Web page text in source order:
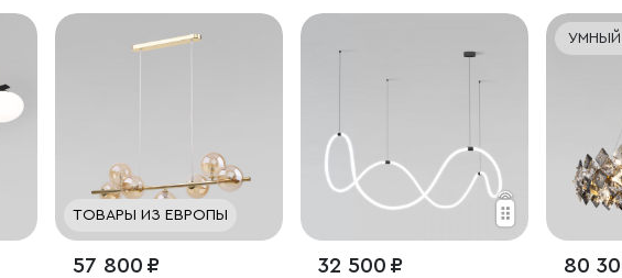
ТОВАРЫ ИЗ ЕВРОПЫ
57 800 ₽ 32 500 ₽ 80